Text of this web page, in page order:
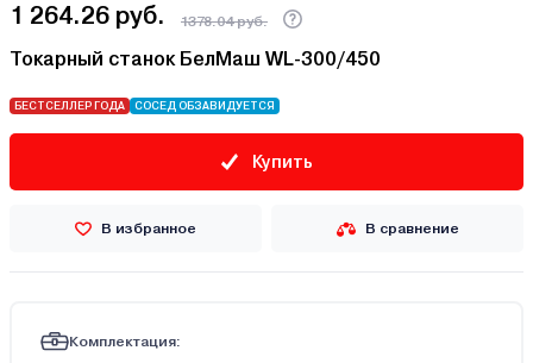
1 264.26 руб. 1378.04 руб.
Токарный станок БелМаш WL-300/450
БЕСТСЕЛЛЕР ГОДА СОСЕД ОБЗАВИДУЕТСЯ
Купить
В избранное В сравнение
Комплектация: